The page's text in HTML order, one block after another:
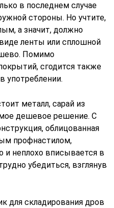
в последнем случае
стороны. Но учтите,
а значит, должно
ленты или сплошной
Помимо
сгодится также
металл, сарай из
дешевое решение. С
облицованная
профнастилом,
и неплохо вписывается в
убедиться, взглянув
для складирования дров